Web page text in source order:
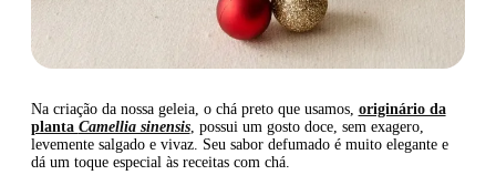
Na criação da nossa geleia, o chá preto que usamos, originário da
planta Camellia sinensis, possui um gosto doce, sem exagero,
levemente salgado e vivaz. Seu sabor defumado é muito elegante e
dá um toque especial às receitas com chá.